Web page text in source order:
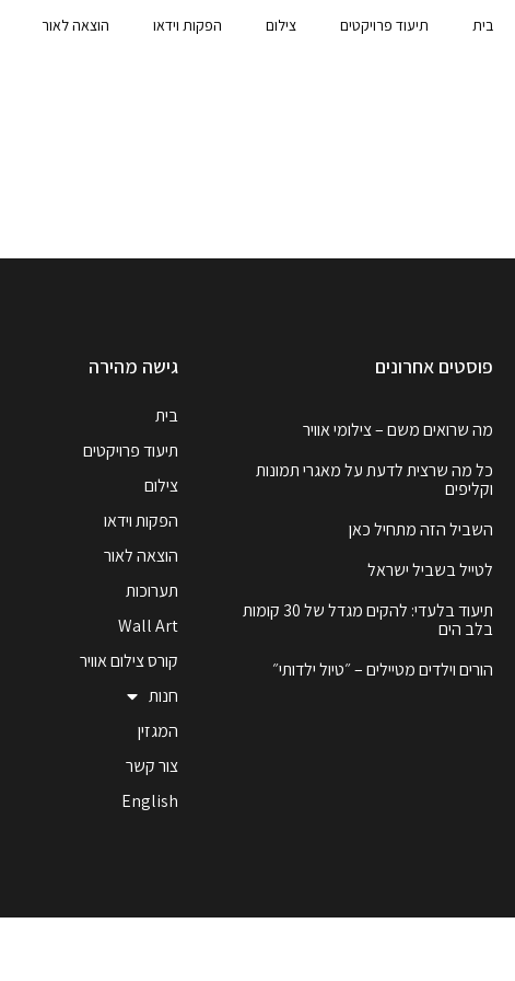
בית תיעוד פרויקטים צילום הפקות וידאו הוצאה לאור
פוסטים אחרונים
מה שרואים משם – צילומי אוויר
כל מה שרצית לדעת על מאגרי תמונות
וקליפים
השביל הזה מתחיל כאן
לטייל בשביל ישראל
תיעוד בלעדי: להקים מגדל של 30 קומות
בלב הים
הורים וילדים מטיילים – ״טיול ילדותי״
גישה מהירה
בית
תיעוד פרויקטים
צילום
הפקות וידאו
הוצאה לאור
תערוכות
Wall Art
קורס צילום אוויר
חנות
המגזין
צור קשר
English